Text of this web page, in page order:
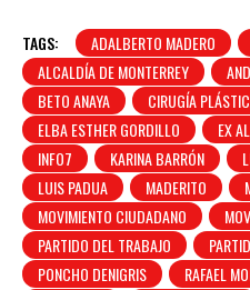
TAGS: ADALBERTO MADERO
ALCALDÍA DE MONTERREY
BETO ANAYA
CIRUGÍA
ELBA ESTHER GORDILLO
EX
INFO7
KARINA BARRÓN
LUIS PADUA
MADERITO
MOVIMIENTO CIUDADANO
PARTIDO DEL TRABAJO
PONCHO DENIGRIS
RAFAEL